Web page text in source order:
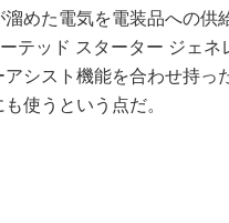
めた電気を電装品への供
ーテッド スターター ジェ
アシスト機能を合わせ持っ
使うという点だ。